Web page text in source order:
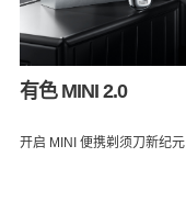
有色 MINI 2.0
开启 MINI 便携剃须刀新纪元